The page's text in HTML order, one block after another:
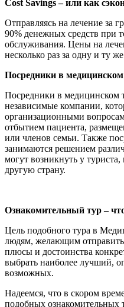
Cost Savings – или как
Отправляясь на лечение за
90% денежных средств при
обслуживания. Цены на
несколько раз за одну и ту
Посредники в медицинском
Посредники в медицинском
независимые компании,
организационными
отбытием пациента,
или членов семьи. Также
занимаются решением
могут возникнуть у
другую страну.
Ознакомительный тур –
Цель подобного тура в
людям, желающим
плюсы и достоинства
выбрать наиболее лучший,
возможных.
Надеемся, что в скором
подобных